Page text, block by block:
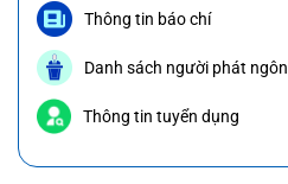
Thông tin báo chí
Danh sách người phát ngôn
Thông tin tuyển dụng